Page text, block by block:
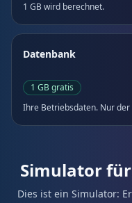
1 GB wird berechnet.
Datenbank
1 GB gratis
Ihre Betriebsdaten. Nur
Simulator
Dies ist ein Simulator: